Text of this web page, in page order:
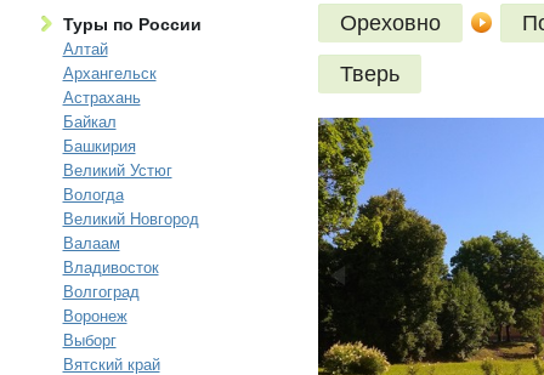
Туры по России
Алтай
Архангельск
Астрахань
Байкал
Башкирия
Великий Устюг
Вологда
Великий Новгород
Валаам
Владивосток
Волгоград
Воронеж
Выборг
Вятский край
Ореховно
Тверь